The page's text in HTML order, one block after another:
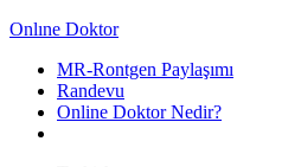
Onlıne Doktor
MR-Rontgen Paylaşımı
Randevu
Online Doktor Nedir?